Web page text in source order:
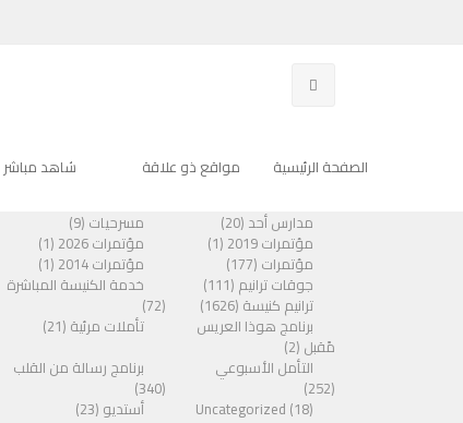
الصفحة الرئيسية مواقع ذو علاقة شاهد الفئات
مسرحيات (9) مدارس أحد (20)
مؤتمرات 2026 (1) مؤتمرات 2019 (1)
مؤتمرات 2014 (1) مؤتمرات (177)
خدمة الكنيسة المباشرة
(72)
جوقات ترانيم (111)
ترانيم كنيسة (1626)
تأملات مرئية (21) برنامج هوذا العريس
مًقبل (2)
برنامج رسالة من القلب
(340)
التأمل الأسبوعي
(252)
أستديو (23) Uncategorized (18)